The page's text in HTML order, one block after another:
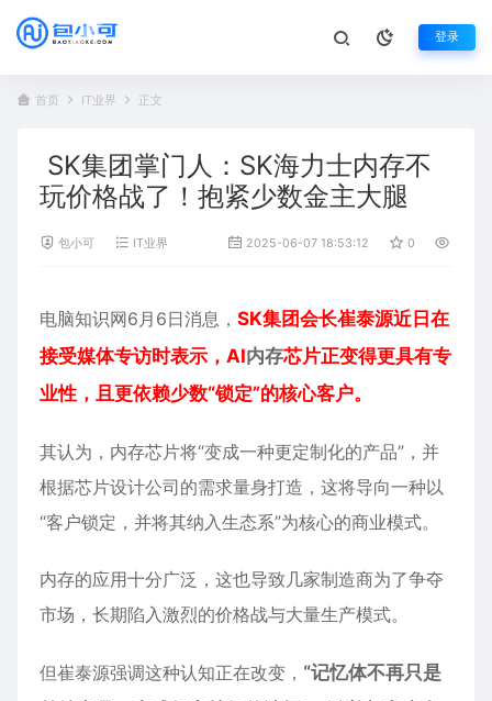
登录
首页 IT业界 正文
SK集团掌门人：SK海力士内存不
玩价格战了！抱紧少数金主大腿
包小可 IT业界 2025-06-07 18:53:12 0
电脑知识网6月6日消息， SK集团会长崔泰源近日在
接受媒体专访时表示，AI内存芯片正变得更具有专
业性，且更依赖少数“锁定”的核心客户。
其认为，内存芯片将“变成一种更定制化的产品”，并
根据芯片设计公司的需求量身打造，这将导向一种以
“客户锁定，并将其纳入生态系”为核心的商业模式。
内存的应用十分广泛，这也导致几家制造商为了争夺
市场，长期陷入激烈的价格战与大量生产模式。
但崔泰源强调这种认知正在改变， “记忆体不再只是